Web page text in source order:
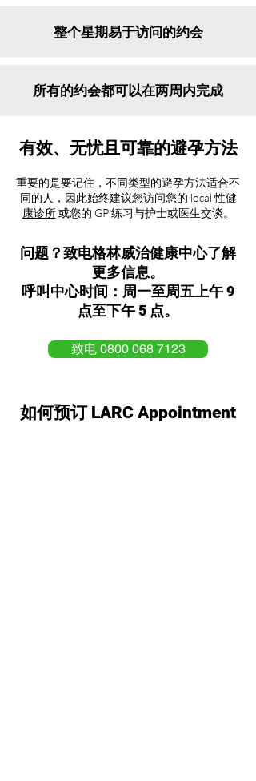
整个星期易于访问的约会
所有的约会都可以在两周内完成
有效、无忧且可靠的避孕方法
重要的是要记住，不同类型的避孕方法适合不
同的人，因此始终建议您访问您的 local性健
康诊所或您的 GP 练习与护士或医生交谈。
问题？致电格林威治健康中心了解
更多信息。
呼叫中心时间：周一至周五上午 9
点至下午 5 点。
致电 0800 068 7123
如何预订 LARC Appointment​